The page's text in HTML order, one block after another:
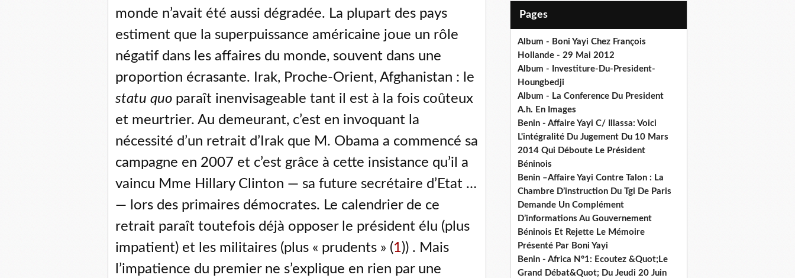
monde n’avait été aussi dégradée. La plupart des pays
estiment que la superpuissance américaine joue un rôle
négatif dans les affaires du monde, souvent dans une
proportion écrasante. Irak, Proche-Orient, Afghanistan : le
statu quo paraît inenvisageable tant il est à la fois coûteux
et meurtrier. Au demeurant, c’est en invoquant la
nécessité d’un retrait d’Irak que M. Obama a commencé sa
campagne en 2007 et c’est grâce à cette insistance qu’il a
vaincu Mme Hillary Clinton — sa future secrétaire d’Etat …
— lors des primaires démocrates. Le calendrier de ce
retrait paraît toutefois déjà opposer le président élu (plus
impatient) et les militaires (plus « prudents » (1)) . Mais
l’impatience du premier ne s’explique en rien par une
Pages
Album - Boni Yayi Chez François
Hollande - 29 Mai 2012
Album - Investiture-Du-President-
Houngbedji
Album - La Conference Du President
A.h. En Images
Benin - Affaire Yayi C/ Illassa: Voici
L'intégralité Du Jugement Du 10 Mars
2014 Qui Déboute Le Président
Béninois
Benin –Affaire Yayi Contre Talon : La
Chambre D’instruction Du Tgi De Paris
Demande Un Complément
D’informations Au Gouvernement
Béninois Et Rejette Le Mémoire
Présenté Par Boni Yayi
Benin - Africa N°1: Ecoutez &Quot;Le
Grand Débat&Quot; Du Jeudi 20 Juin